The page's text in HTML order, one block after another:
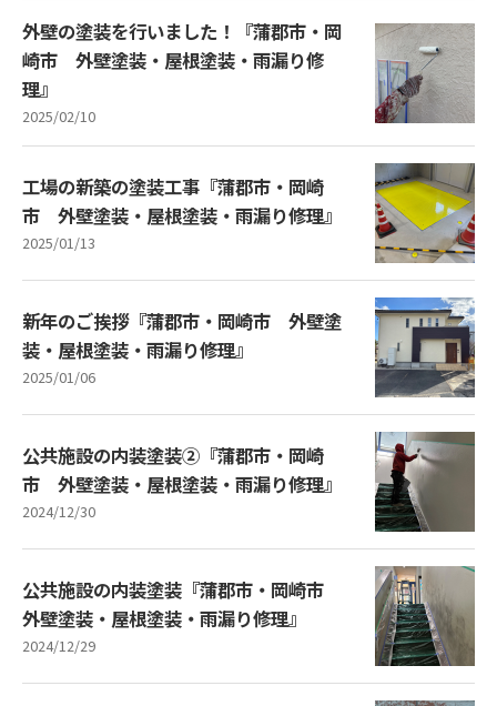
外壁の塗装を行いました！『蒲郡市・岡
崎市 外壁塗装・屋根塗装・雨漏り修
理』
2025/02/10
工場の新築の塗装工事『蒲郡市・岡崎
市 外壁塗装・屋根塗装・雨漏り修理』
2025/01/13
新年のご挨拶『蒲郡市・岡崎市 外壁塗
装・屋根塗装・雨漏り修理』
2025/01/06
公共施設の内装塗装②『蒲郡市・岡崎
市 外壁塗装・屋根塗装・雨漏り修理』
2024/12/30
公共施設の内装塗装『蒲郡市・岡崎市
外壁塗装・屋根塗装・雨漏り修理』
2024/12/29